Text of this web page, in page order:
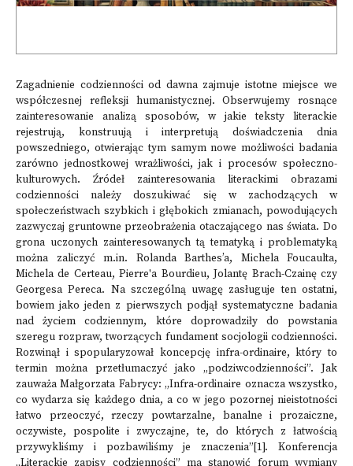
Zagadnienie codzienności od dawna zajmuje istotne miejsce we
współczesnej refleksji humanistycznej. Obserwujemy rosnące
zainteresowanie analizą sposobów, w jakie teksty literackie
rejestrują, konstruują i interpretują doświadczenia dnia
powszedniego, otwierając tym samym nowe możliwości badania
zarówno jednostkowej wrażliwości, jak i procesów społeczno-
kulturowych. Źródeł zainteresowania literackimi obrazami
codzienności należy doszukiwać się w zachodzących w
społeczeństwach szybkich i głębokich zmianach, powodujących
zazwyczaj gruntowne przeobrażenia otaczającego nas świata. Do
grona uczonych zainteresowanych tą tematyką i problematyką
można zaliczyć m.in. Rolanda Barthes’a, Michela Foucaulta,
Michela de Certeau, Pierre'a Bourdieu, Jolantę Brach-Czainę czy
Georgesa Pereca. Na szczególną uwagę zasługuje ten ostatni,
bowiem jako jeden z pierwszych podjął systematyczne badania
nad życiem codziennym, które doprowadziły do powstania
szeregu rozpraw, tworzących fundament socjologii codzienności.
Rozwinął i spopularyzował koncepcję infra-ordinaire, który to
termin można przetłumaczyć jako „podziwcodzienności”. Jak
zauważa Małgorzata Fabrycy: „Infra-ordinaire oznacza wszystko,
co wydarza się każdego dnia, a co w jego pozornej nieistotności
łatwo przeoczyć, rzeczy powtarzalne, banalne i prozaiczne,
oczywiste, pospolite i zwyczajne, te, do których z łatwością
przywykliśmy i pozbawiliśmy je znaczenia”[1]. Konferencja
„Literackie zapisy codzienności” ma stanowić forum wymiany